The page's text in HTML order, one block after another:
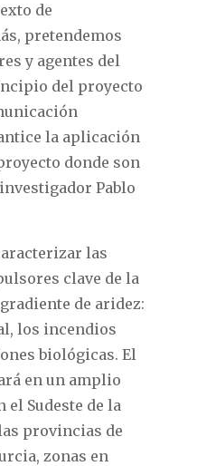
de
pretendemos
y agentes del
del proyecto
la aplicación
donde son
Pablo
las
clave de la
de aridez:
los incendios
biológicas. El
en un amplio
Sudeste de la
provincias de
zonas en